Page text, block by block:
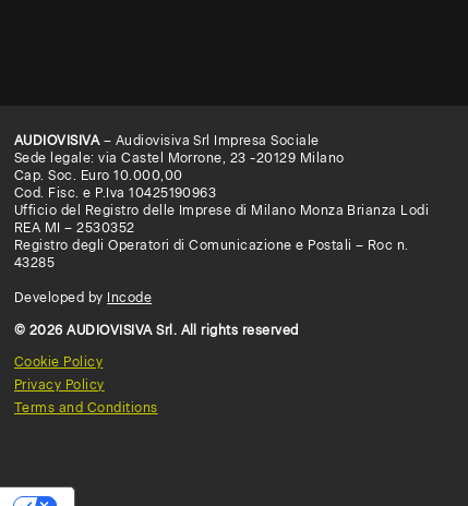
AUDIOVISIVA– Audiovisiva Srl Impresa Sociale
Sede legale: via Castel Morrone, 23 -20129 Milano
Cap. Soc. Euro 10.000,00
Cod. Fisc. e P.Iva 10425190963
Ufficio del Registro delle Imprese di Milano Monza Brianza Lodi
REA MI – 2530352
Registro degli Operatori di Comunicazione e Postali – Roc n.
43285
Developed by Incode
© 2026 AUDIOVISIVA Srl. All rights reserved
Cookie Policy
Privacy Policy
Terms and Conditions